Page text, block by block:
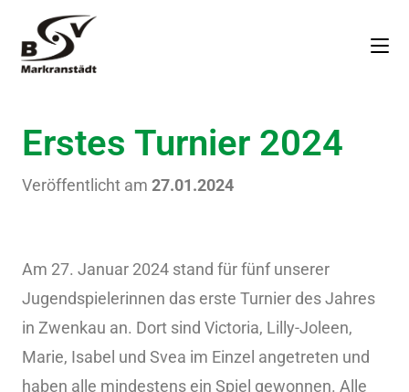
Erstes Turnier 2024
Veröffentlicht am 27.01.2024
Am 27. Januar 2024 stand für fünf unserer
Jugendspielerinnen das erste Turnier des Jahres
in Zwenkau an. Dort sind Victoria, Lilly-Joleen,
Marie, Isabel und Svea im Einzel angetreten und
haben alle mindestens ein Spiel gewonnen. Alle